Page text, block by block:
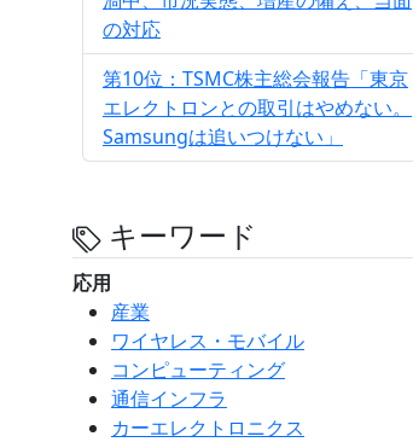
の対応
第10位：TSMC株主総会報告「東京
エレクトロンとの取引はやめない。
Samsungは追いつけない」
キーワード
応用
産業
ワイヤレス・モバイル
コンピューティング
通信インフラ
カーエレクトロニクス